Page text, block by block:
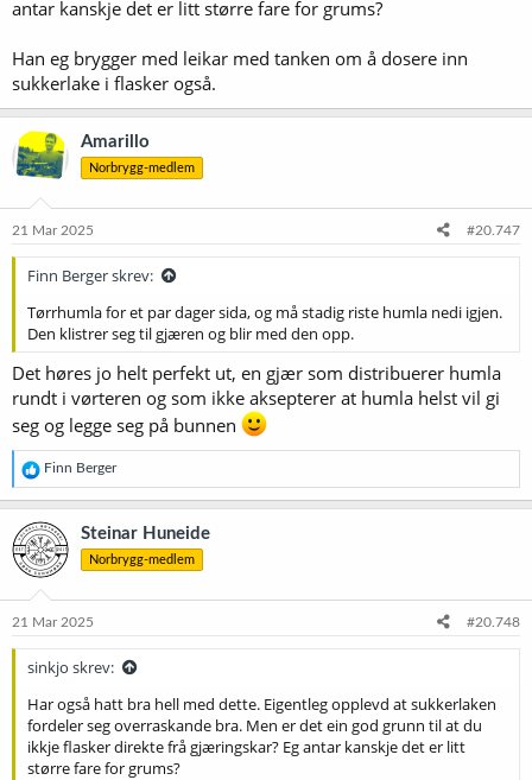
antar kanskje det er litt større fare for grums?
Han eg brygger med leikar med tanken om å dosere inn
sukkerlake i flasker også.
Amarillo
Norbrygg-medlem
21 Mar 2025 #20.747
Finn Berger skrev:
Tørrhumla for et par dager sida, og må stadig riste humla nedi igjen.
Den klistrer seg til gjæren og blir med den opp.
Det høres jo helt perfekt ut, en gjær som distribuerer humla
rundt i vørteren og som ikke aksepterer at humla helst vil gi
seg og legge seg på bunnen
R
e
a
k
s
j
o
e
Finn Berger
Steinar Huneide
Norbrygg-medlem
21 Mar 2025 #20.748
sinkjo skrev:
Har også hatt bra hell med dette. Eigentleg opplevd at sukkerlaken
fordeler seg overraskande bra. Men er det ein god grunn til at du
ikkje flasker direkte frå gjæringskar? Eg antar kanskje det er litt
større fare for grums?